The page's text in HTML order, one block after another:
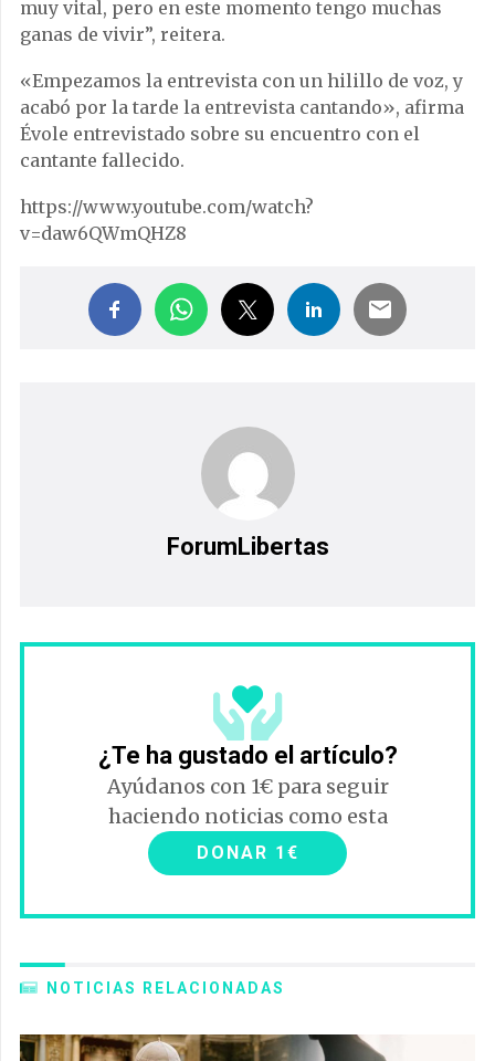
muy vital, pero en este momento tengo muchas
ganas de vivir”, reitera.
«Empezamos la entrevista con un hilillo de voz, y
acabó por la tarde la entrevista cantando», afirma
Évole entrevistado sobre su encuentro con el
cantante fallecido.
https://www.youtube.com/watch?
v=daw6QWmQHZ8
ForumLibertas
¿Te ha gustado el artículo?
Ayúdanos con 1€ para seguir
haciendo noticias como esta
DONAR 1€
NOTICIAS RELACIONADAS